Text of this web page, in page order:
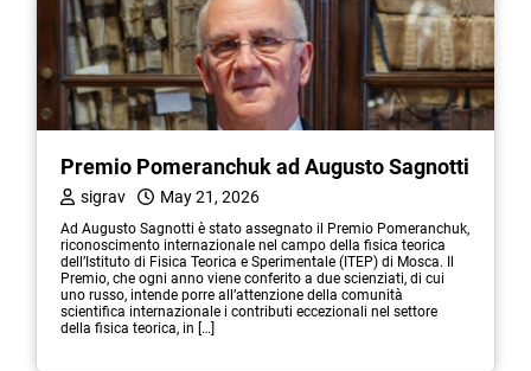
Premio Pomeranchuk ad Augusto Sagnotti
sigrav May 21, 2026
Ad Augusto Sagnotti è stato assegnato il Premio Pomeranchuk,
riconoscimento internazionale nel campo della fisica teorica
dell’Istituto di Fisica Teorica e Sperimentale (ITEP) di Mosca. Il
Premio, che ogni anno viene conferito a due scienziati, di cui
uno russo, intende porre all’attenzione della comunità
scientifica internazionale i contributi eccezionali nel settore
della fisica teorica, in […]